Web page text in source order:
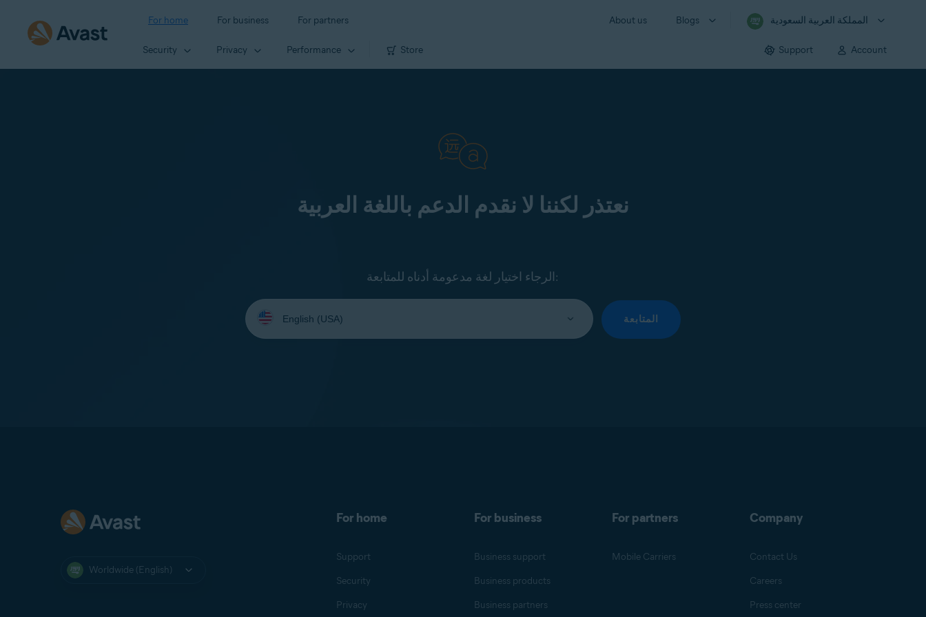
For home For business For partners About us Blogs المملكة العربية السعودية
Security Privacy Performance Store Support Account
نعتذر لكننا لا نقدم الدعم باللغة العربية
الرجاء اختيار لغة مدعومة أدناه للمتابعة:
Select
your
language:
المتابعة
Worldwide (English)
For home
Support
Security
Privacy
For business
Business support
Business products
Business partners
For partners
Mobile Carriers
Company
Contact Us
Careers
Press center